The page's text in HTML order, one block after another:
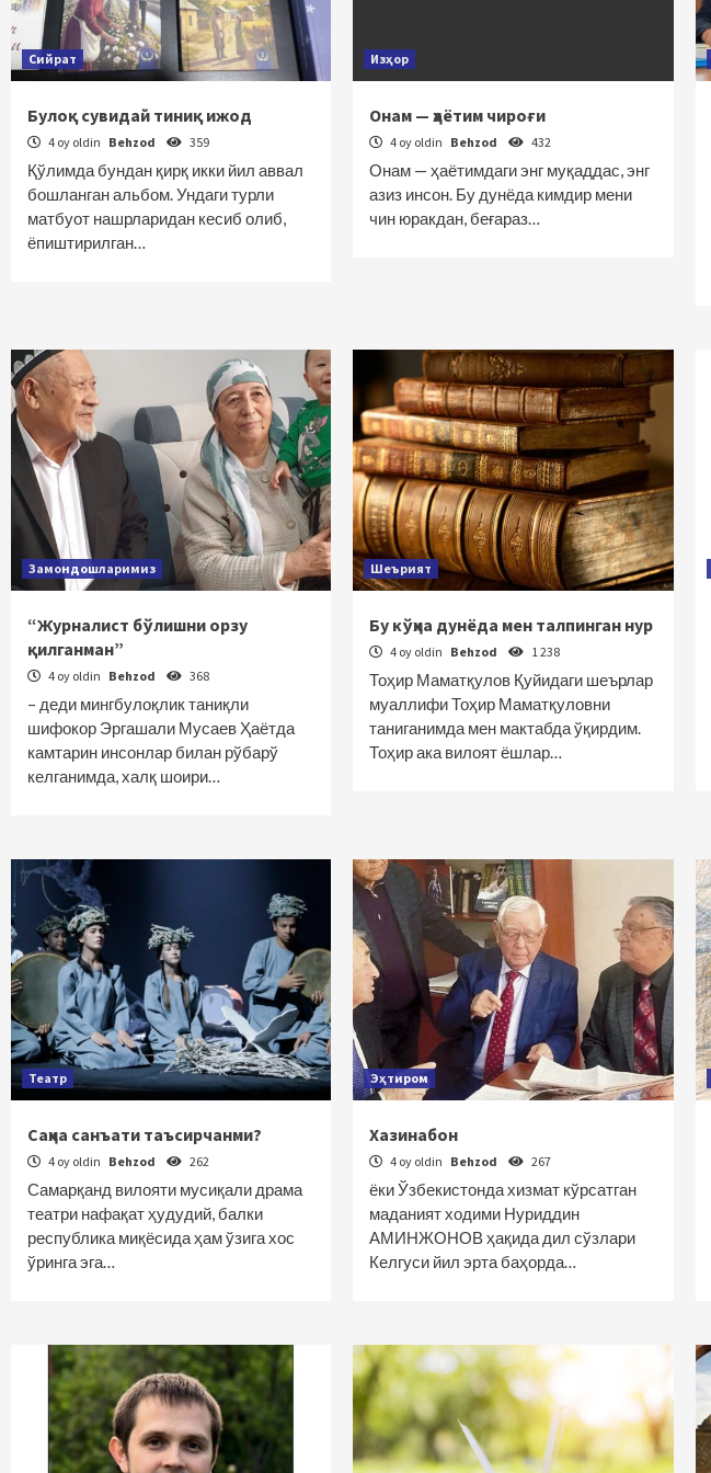
Сийрат
Булоқ сувидай тиниқ ижод
4 oy oldin Behzod 359
Қўлимда бундан қирқ икки йил аввал
бошланган альбом. Ундаги турли
матбуот нашрларидан кесиб олиб,
ёпиштирилган…
Изҳор
Онам — ҳаётим чироғи
4 oy oldin Behzod 432
Онам — ҳаётимдаги энг муқаддас, энг
азиз инсон. Бу дунёда кимдир мени
чин юракдан, беғараз…
Замондошларимиз
“Журналист бўлишни орзу
қилганман”
4 oy oldin Behzod 368
– деди мингбулоқлик таниқли
шифокор Эргашали Мусаев Ҳаётда
камтарин инсонлар билан рўбарў
келганимда, халқ шоири…
Шеърият
Бу кўҳна дунёда мен талпинган нур
4 oy oldin Behzod 1 238
Тоҳир Маматқулов Қуйидаги шеърлар
муаллифи Тоҳир Маматқуловни
таниганимда мен мактабда ўқирдим.
Тоҳир ака вилоят ёшлар…
Театр
Саҳна санъати таъсирчанми?
4 oy oldin Behzod 262
Самарқанд вилояти мусиқали драма
театри нафақат ҳудудий, балки
республика миқёсида ҳам ўзига хос
ўринга эга…
Эҳтиром
Хазинабон
4 oy oldin Behzod 267
ёки Ўзбекистонда хизмат кўрсатган
маданият ходими Нуриддин
АМИНЖОНОВ ҳақида дил сўзлари
Келгуси йил эрта баҳорда…